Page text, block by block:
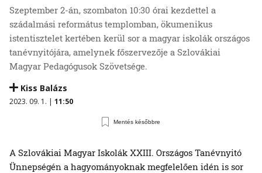
Szeptember 2-án, szombaton 10:30 órai kezdettel a
szádalmási református templomban, ökumenikus
istentisztelet kertében kerül sor a magyar iskolák országos
tanévnyitójára, amelynek főszervezője a Szlovákiai
Magyar Pedagógusok Szövetsége.
Kiss Balázs
2023. 09. 1. | 11:50
Mentés későbbre
A Szlovákiai Magyar Iskolák XXIII. Országos Tanévnyitó
Ünnepségén a hagyományoknak megfelelően idén is sor